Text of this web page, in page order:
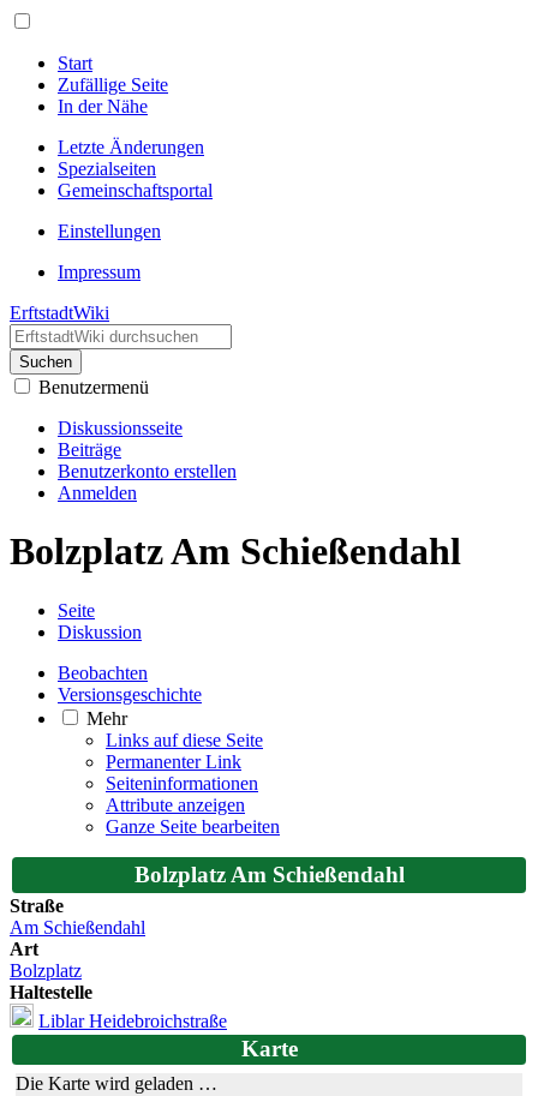
Start
Zufällige Seite
In der Nähe
Letzte Änderungen
Spezialseiten
Gemeinschafts­portal
Einstellungen
Impressum
ErftstadtWiki
Suchen
Benutzermenü
Diskussionsseite
Beiträge
Benutzerkonto erstellen
Anmelden
Bolzplatz Am Schießendahl
Seite
Diskussion
Beobachten
Versionsgeschichte
Mehr
Links auf diese Seite
Permanenter Link
Seiten­­informationen
Attribute anzeigen
Ganze Seite bearbeiten
Bolzplatz Am Schießendahl
Straße
Am Schießendahl
Art
Bolzplatz
Haltestelle
Liblar Heidebroichstraße
Karte
Die Karte wird geladen …